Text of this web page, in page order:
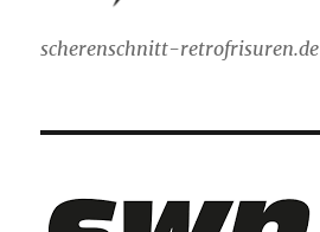
scherenschnitt-retrofrisuren.de